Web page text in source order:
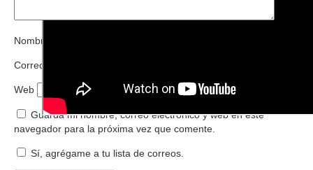
Nombre
Correo electrónico
Web
Guarda mi nombre, correo electrónico y web en este
navegador para la próxima vez que comente.
Sí, agrégame a tu lista de correos.